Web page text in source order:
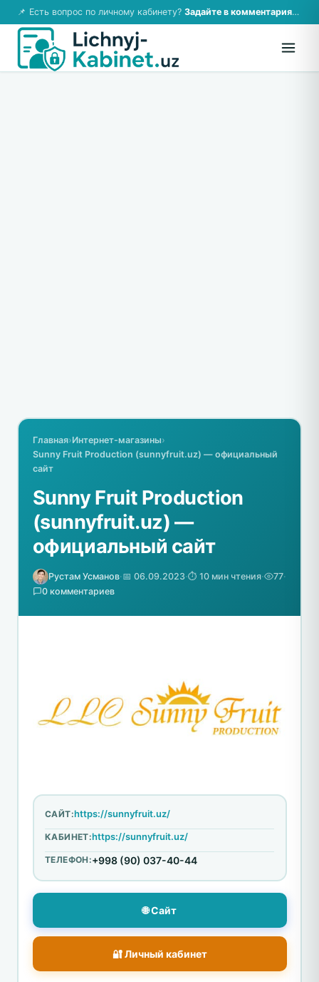
📌 Есть вопрос по личному кабинету? Задайте в комментариях — ответим!
Главная›Интернет-магазины›
Sunny Fruit Production (sunnyfruit.uz) — официальный
сайт
Sunny Fruit Production
(sunnyfruit.uz) —
официальный сайт
Рустам Усманов·📅 06.09.2023·⏱️ 10 мин чтения· 77·
0 комментариев
САЙТ:https://sunnyfruit.uz/
КАБИНЕТ:https://sunnyfruit.uz/
ТЕЛЕФОН:+998 (90) 037-40-44
🌐 Сайт
🔐 Личный кабинет